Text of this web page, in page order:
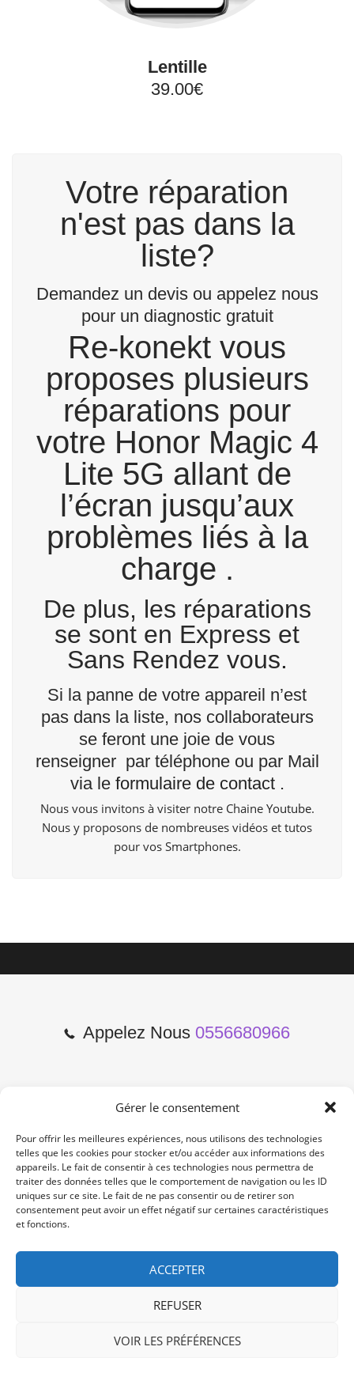
Gérer le consentement
Pour offrir les meilleures expériences, nous utilisons des technologies
telles que les cookies pour stocker et/ou accéder aux informations des
appareils. Le fait de consentir à ces technologies nous permettra de
traiter des données telles que le comportement de navigation ou les ID
uniques sur ce site. Le fait de ne pas consentir ou de retirer son
consentement peut avoir un effet négatif sur certaines caractéristiques
et fonctions.
ACCEPTER
REFUSER
VOIR LES PRÉFÉRENCES
Lentille
39.00€
Votre réparation
n'est pas dans la
liste?
Demandez un devis ou appelez nous
pour un diagnostic gratuit
Re-konekt vous
proposes plusieurs
réparations pour
votre Honor Magic 4
Lite 5G allant de
l’écran jusqu’aux
problèmes liés à la
charge .
De plus, les réparations
se sont en Express et
Sans Rendez vous.
Si la panne de votre appareil n’est
pas dans la liste, nos collaborateurs
se feront une joie de vous
renseigner par téléphone ou par Mail
via le formulaire de contact.
Nous vous invitons à visiter notre Chaine Youtube.
Nous y proposons de nombreuses vidéos et tutos
pour vos Smartphones.
Appelez Nous 0556680966
2 Cours de l'Yser 33800
Bordeaux
Lun-Samedi: 10:00 -19:00
Non Stop
/ /